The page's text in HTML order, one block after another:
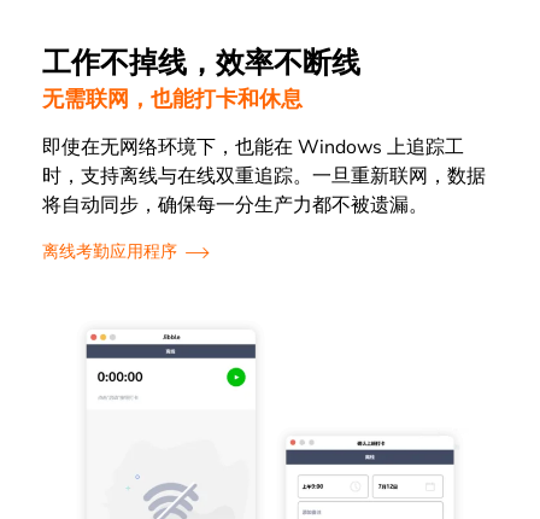
工作不掉线，效率不断线
无需联网，也能打卡和休息
即使在无网络环境下，也能在 Windows 上追踪工
时，支持离线与在线双重追踪。一旦重新联网，数据
将自动同步，确保每一分生产力都不被遗漏。
离线考勤应用程序